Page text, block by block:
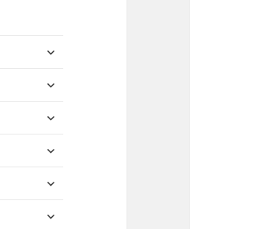
untermenü
untermenü
untermenü
untermenü
untermenü
untermenü